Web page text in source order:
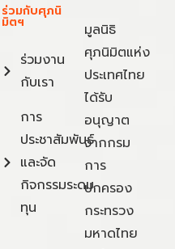
ร่วมกับศุภนิ
มิตฯ
ร่วมงาน
กับเรา
การ
ประชาสัมพันธ์
และจัด
กิจกรรมระดม
ทุน
มูลนิธิ
ศุภนิมิตแห่ง
ประเทศไทย
ได้รับ
อนุญาต
จากกรม
การ
ปกครอง
กระทรวง
มหาดไทย